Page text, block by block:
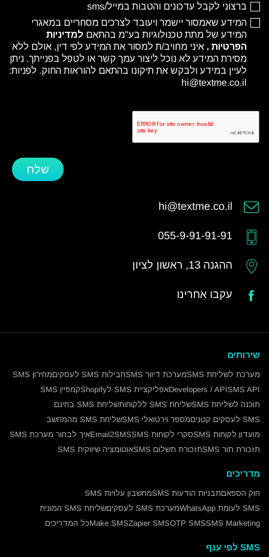
ברצוני לקבל עדכונים והטבות במייל/sms
המידע שאמסור יישמר ויעובד לצרכים מסחריים במאגרי
המידע של מתת טכנולוגיות בע"מ בהתאם למדיניות
הפרטיות . איני מחויב/ת למסור את המידע לפי דין, אולם ללא
מסירת המידע לא נוכל ליצור עמך קשר או לטפל בפנייתך. ניתן
לעיין במידע ולבקש את תיקונו בהתאם להוראות החוק. לפניות:
hi@textme.co.il
שלח
hi@textme.co.il
055-9-91-91-91
ההגנה 13, ראשון לציון
עקבו אחרינו
שירותים
מערכת לשליחת SMS מערכת דיוור SMS חבילות SMS לעסקים
מחירון SMS
SMS API
Developers / APIאפליקציית SMS לShopify
קמפיין SMS
תוכנה לשליחת SMS
שליחת SMS ללקוחות
שליחת SMS בחינם
SMS לעסקים קטנים
מספר וירטואלי SMS
שליחת SMS מהמחשב
מועדון לקוחות SMS
סקרי לקוחות SMS Email2SMSאיך לבחור מערכת SMS
תזכורת תור SMS
תזכורת תשלום SMS אוטומציה שיווקית SMS
מדריכים
חוק הספאםתבניות הודעות SMS
מחשבון עלויות SMS
SMS לעומת WhatsApp
מערכת SMS לעסקים
שליחת SMS המונית
SMS Marketing
OTP SMS
Zapier SMS
Make SMSכל המדריכים
SMS לפי ענף